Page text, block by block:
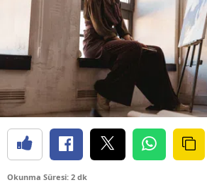
Okunma Süresi: 2 dk